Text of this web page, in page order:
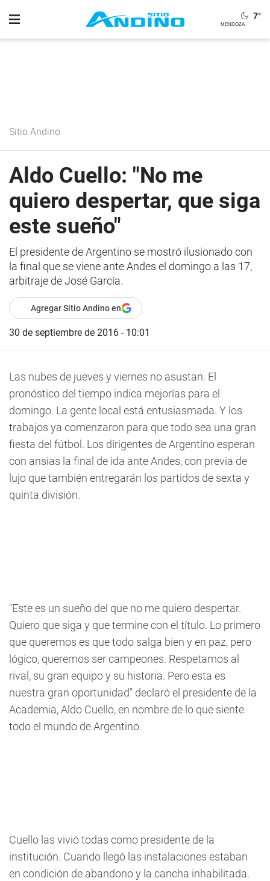
7°
Sitio Andino
Aldo Cuello: "No me
quiero despertar, que siga
este sueño"
El presidente de Argentino se mostró ilusionado con
la final que se viene ante Andes el domingo a las 17,
arbitraje de José García.
Agregar Sitio Andino en
30 de septiembre de 2016 - 10:01
Las nubes de jueves y viernes no asustan. El
pronóstico del tiempo indica mejorías para el
domingo. La gente local está entusiasmada. Y los
trabajos ya comenzaron para que todo sea una gran
fiesta del fútbol. Los dirigentes de Argentino esperan
con ansias la final de ida ante Andes, con previa de
lujo que también entregarán los partidos de sexta y
quinta división.
"Este es un sueño del que no me quiero despertar.
Quiero que siga y que termine con el título. Lo primero
que queremos es que todo salga bien y en paz, pero
lógico, queremos ser campeones. Respetamos al
rival, su gran equipo y su historia. Pero esta es
nuestra gran oportunidad" declaró el presidente de la
Academia, Aldo Cuello, en nombre de lo que siente
todo el mundo de Argentino.
Cuello las vivió todas como presidente de la
institución. Cuando llegó las instalaciones estaban
en condición de abandono y la cancha inhabilitada.